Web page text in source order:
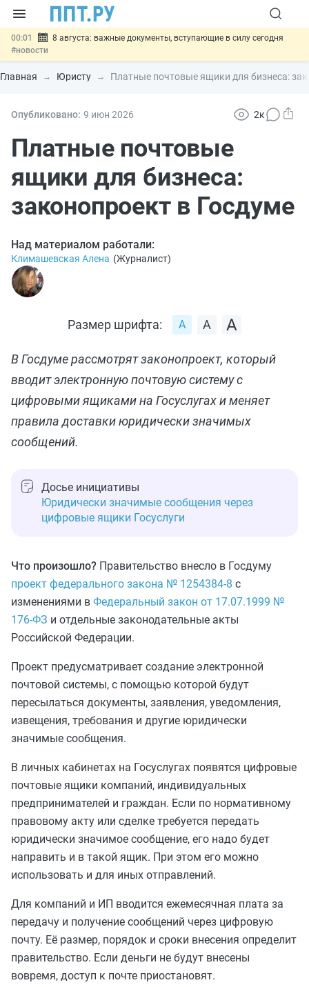
00:01
8 августа: важные документы, вступающие в силу сегодня
#новости
07.08 Подписан закон о блокировке продажи опасных товаров через
«Честный знак»#новости
07.08 Госпошлину за устранение ошибок в документах предлагают
07.08
отношений
#новости
Главная Юристу Платные почтовые ящики для бизнеса:
Опубликовано: 9 июн 2026 2к
Платные почтовые
ящики для бизнеса:
законопроект в Госдуме
Над материалом работали:
Климашевская Алена (Журналист)
Размер шрифта:
В Госдуме рассмотрят законопроект, который
вводит электронную почтовую систему с
цифровыми ящиками на Госуслугах и меняет
правила доставки юридически значимых
сообщений.
Досье инициативы
Юридически значимые сообщения через
цифровые ящики Госуслуги
Что произошло? Правительство внесло в Госдуму
проект федерального закона № 1254384-8 с
изменениями в Федеральный закон от 17.07.1999 №
176-ФЗ и отдельные законодательные акты
Российской Федерации.
Проект предусматривает создание электронной
почтовой системы, с помощью которой будут
пересылаться документы, заявления, уведомления,
извещения, требования и другие юридически
значимые сообщения.
В личных кабинетах на Госуслугах появятся цифровые
почтовые ящики компаний, индивидуальных
предпринимателей и граждан. Если по нормативному
правовому акту или сделке требуется передать
юридически значимое сообщение, его надо будет
направить и в такой ящик. При этом его можно
использовать и для иных отправлений.
Для компаний и ИП вводится ежемесячная плата за
передачу и получение сообщений через цифровую
почту. Её размер, порядок и сроки внесения определит
правительство. Если деньги не будут внесены
вовремя, доступ к почте приостановят.